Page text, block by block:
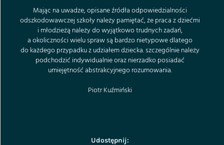
Mając na uwadze, opisane źródła odpowiedzialności
odszkodowawczej szkoły należy pamiętać, że praca z dziećmi
i młodzieżą należy do wyjątkowo trudnych zadań,
a okoliczności wielu spraw są bardzo nietypowe dlatego
do każdego przypadku z udziałem dziecka. szczególnie należy
podchodzić indywidualnie oraz nierzadko posiadać
umiejętność abstrakcyjnego rozumowania.
Piotr Kuźmiński
Udostępnij: